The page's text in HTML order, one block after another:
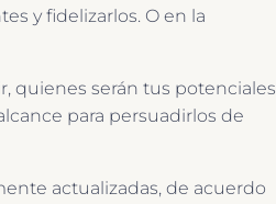
y fidelizarlos. O en la
quienes serán tus potenciales
para persuadirlos de
actualizadas, de acuerdo